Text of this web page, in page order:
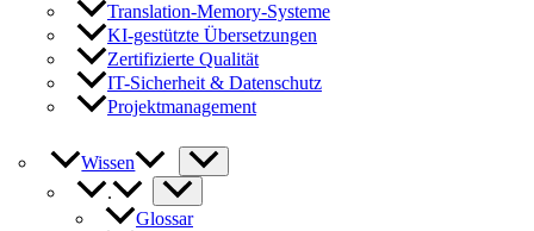
Translation-Memory-Systeme
KI-gestützte Übersetzungen
Zertifizierte Qualität
IT-Sicherheit & Datenschutz
Projektmanagement
Wissen
.
Glossar